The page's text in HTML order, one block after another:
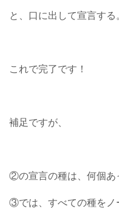
と、口に出して宣言する
これで完了です！
補足ですが、
②の宣言の種は、何個あ
③では、すべての種をノ